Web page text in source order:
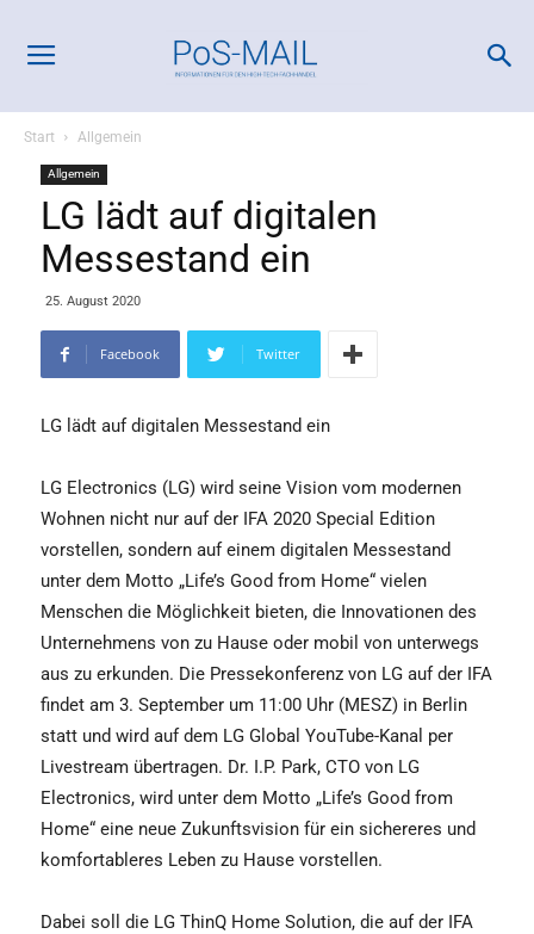
Start Allgemein
Allgemein
LG lädt auf digitalen
Messestand ein
25. August 2020
Facebook Twitter
LG lädt auf digitalen Messestand ein
LG Electronics (LG) wird seine Vision vom modernen
Wohnen nicht nur auf der IFA 2020 Special Edition
vorstellen, sondern auf einem digitalen Messestand
unter dem Motto „Life’s Good from Home“ vielen
Menschen die Möglichkeit bieten, die Innovationen des
Unternehmens von zu Hause oder mobil von unterwegs
aus zu erkunden. Die Pressekonferenz von LG auf der IFA
findet am 3. September um 11:00 Uhr (MESZ) in Berlin
statt und wird auf dem LG Global YouTube-Kanal per
Livestream übertragen. Dr. I.P. Park, CTO von LG
Electronics, wird unter dem Motto „Life’s Good from
Home“ eine neue Zukunftsvision für ein sichereres und
komfortableres Leben zu Hause vorstellen.
Dabei soll die LG ThinQ Home Solution, die auf der IFA